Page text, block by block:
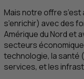
Mais notre offre s’est
s’enrichir) avec des
Amérique du Nord et
secteurs
technologie, la santé
services, et les